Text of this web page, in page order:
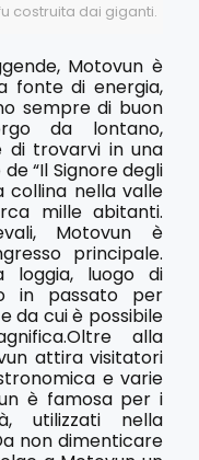
costruita dai giganti.
Motovun è
fonte di energia,
sempre di buon
da lontano,
di trovarvi in una
“Il Signore degli
collina nella valle
mille abitanti.
Motovun è
principale.
loggia, luogo di
in passato per
da cui è possibile
alla
attira visitatori
e varie
è famosa per i
utilizzati nella
non dimenticare